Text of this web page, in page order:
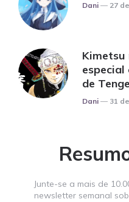
Posted
Dani 27
Kimetsu
de
Posted
Dani 31
Junte-se a mais de
newsletter semanal